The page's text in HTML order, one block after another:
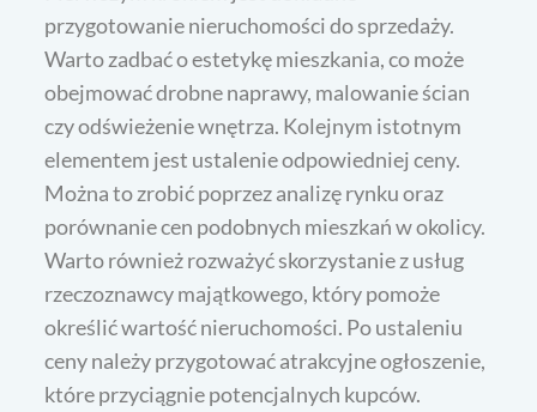
przygotowanie nieruchomości do sprzedaży.
Warto zadbać o estetykę mieszkania, co może
obejmować drobne naprawy, malowanie ścian
czy odświeżenie wnętrza. Kolejnym istotnym
elementem jest ustalenie odpowiedniej ceny.
Można to zrobić poprzez analizę rynku oraz
porównanie cen podobnych mieszkań w okolicy.
Warto również rozważyć skorzystanie z usług
rzeczoznawcy majątkowego, który pomoże
określić wartość nieruchomości. Po ustaleniu
ceny należy przygotować atrakcyjne ogłoszenie,
które przyciągnie potencjalnych kupców.